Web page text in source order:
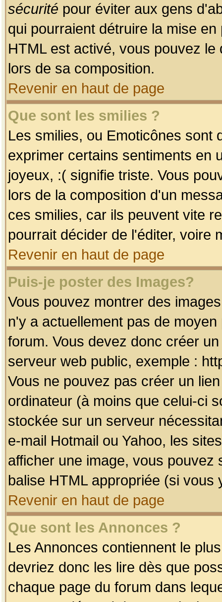
sécurité pour éviter aux gens
qui pourraient détruire la mise
HTML est activé, vous pouvez
lors de sa composition.
Revenir en haut de page
Que sont les smilies ?
Les smilies, ou Emoticônes sont
exprimer certains sentiments en
joyeux, :( signifie triste. Vous
lors de la composition d'un
ces smilies, car ils peuvent vite
pourrait décider de l'éditer, voire
Revenir en haut de page
Puis-je poster des Images?
Vous pouvez montrer des
n'y a actuellement pas de
forum. Vous devez donc créer
serveur web public, exemple :
Vous ne pouvez pas créer un
ordinateur (à moins que celui-ci
stockée sur un serveur
e-mail Hotmail ou Yahoo, les
afficher une image, vous pouvez
balise HTML appropriée (si vous
Revenir en haut de page
Que sont les Annonces ?
Les Annonces contiennent le
devriez donc les lire dès que
chaque page du forum dans